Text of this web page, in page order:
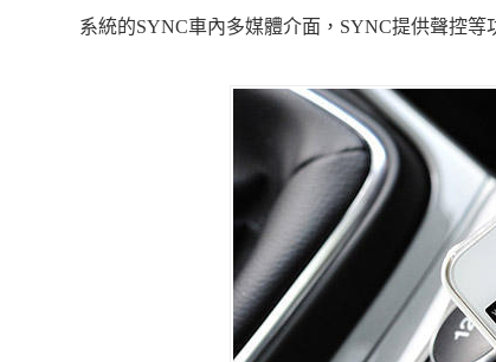
系統的SYNC車內多媒體介面， SYNC提供聲控等